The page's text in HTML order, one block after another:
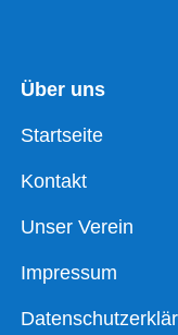
Über uns
Startseite
Kontakt
Unser Verein
Impressum